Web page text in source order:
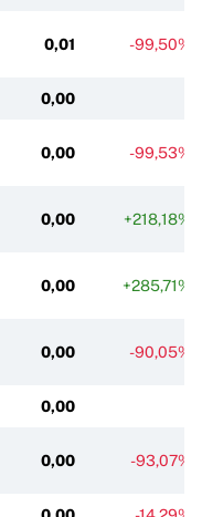
0,01 -99,50%
0,00
0,00 -99,53%
0,00 +218,18%
0,00 +285,71%
0,00 -90,05%
0,00
0,00 -93,07%